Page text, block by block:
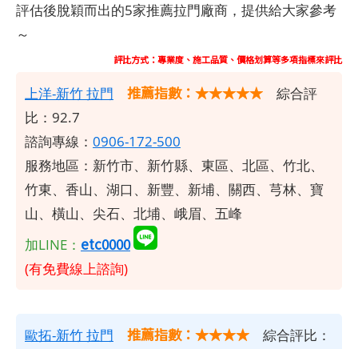
評估後脫穎而出的5家推薦拉門廠商，提供給大家參考
～
評比方式：專業度、施工品質、價格划算等多項指標來評比
上洋-新竹 拉門 推薦指數：★★★★★ 綜合評
比：92.7
諮詢專線： 0906-172-500
服務地區：新竹市、新竹縣、東區、北區、竹北、
竹東、香山、湖口、新豐、新埔、關西、芎林、寶
山、橫山、尖石、北埔、峨眉、五峰
加LINE： etc0000
(有免費線上諮詢)
歐拓-新竹 拉門 推薦指數：★★★★ 綜合評比：